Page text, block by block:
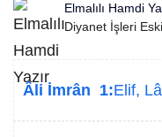
Elmalılı Hamdi
Diyanet İşleri
Âli İmrân 1:Elif,